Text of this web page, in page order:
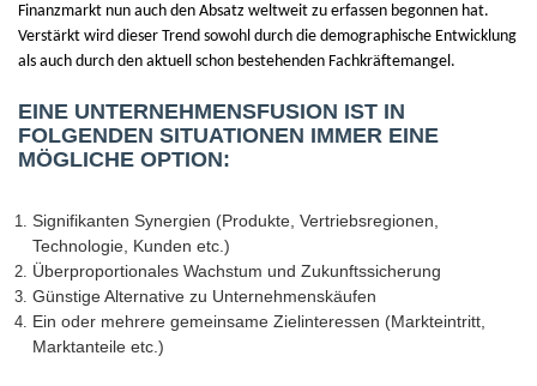
Finanzmarkt nun auch den Absatz weltweit zu erfassen begonnen hat.
Verstärkt wird dieser Trend sowohl durch die demographische Entwicklung
als auch durch den aktuell schon bestehenden Fachkräftemangel.
EINE UNTERNEHMENSFUSION IST IN
FOLGENDEN SITUATIONEN IMMER EINE
MÖGLICHE OPTION:
Signifikanten Synergien (Produkte, Vertriebsregionen,
Technologie, Kunden etc.)
Überproportionales Wachstum und Zukunftssicherung
Günstige Alternative zu Unternehmenskäufen
Ein oder mehrere gemeinsame Zielinteressen (Markteintritt,
Marktanteile etc.)